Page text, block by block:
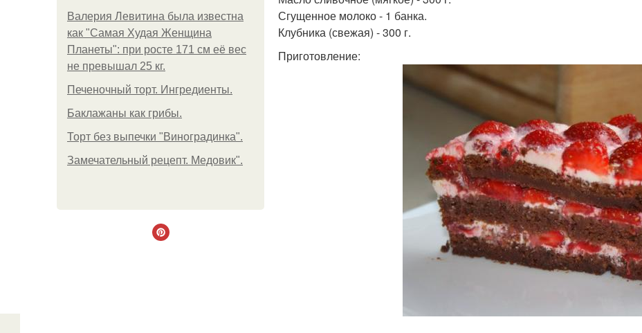
Валерия Левитина была известна
как "Самая Худая Женщина
Планеты": при росте 171 см её вес
не превышал 25 кг.
Печеночный торт. Ингредиенты.
Баклажаны как грибы.
Торт без выпечки "Виноградинка".
Замечательный рецепт. Медовик".
Сгущенное молоко - 1 банка.
Клубника (свежая) - 300 г.
Приготовление: